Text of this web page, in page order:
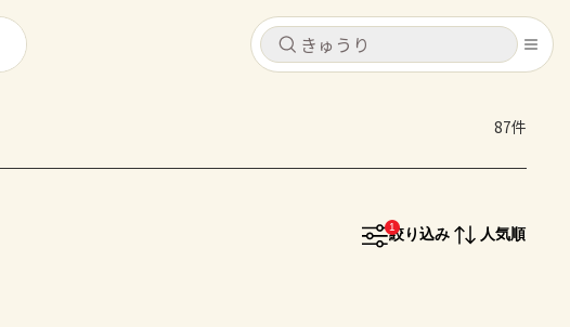
キャンセル
キャンセル
87件
1
絞り込み 人気順